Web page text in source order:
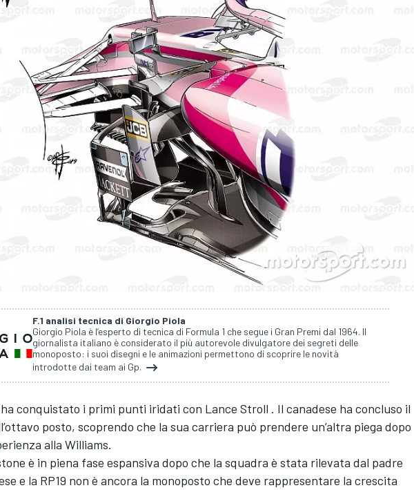
F.1 analisi tecnica di Giorgio Piola
Giorgio Piola è l’esperto di tecnica di Formula 1 che segue i Gran Premi dal 1964. Il
giornalista italiano è considerato il più autorevole divulgatore dei segreti delle
monoposto: i suoi disegni e le animazioni permettono di scoprire le novità
introdotte dai team ai Gp.
conquistato i primi punti iridati con Lance Stroll . Il canadese ha concluso il
posto, scoprendo che la sua carriera può prendere un’altra piega dopo
alla Williams.
è in piena fase espansiva dopo che la squadra è stata rilevata dal padre
e la RP19 non è ancora la monoposto che deve rappresentare la crescita